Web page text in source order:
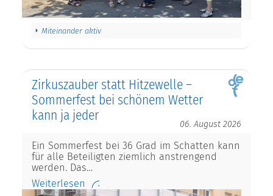
Miteinander aktiv
Zirkuszauber statt Hitzewelle –
Sommerfest bei schönem Wetter
kann ja jeder
06. August 2026
Ein Sommerfest bei 36 Grad im Schatten kann
für alle Beteiligten ziemlich anstrengend
werden. Das…
Weiterlesen